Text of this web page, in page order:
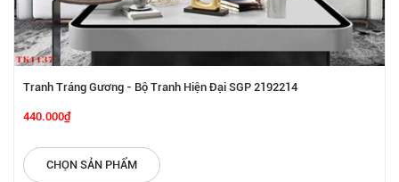
Tranh Tráng Gương - Bộ Tranh Hiện Đại SGP 2192214
440.000₫
CHỌN SẢN PHẨM